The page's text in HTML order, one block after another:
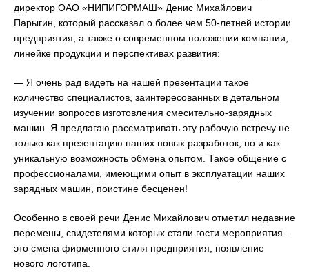
директор ОАО «НИПИГОРМАШ» Денис Михайлович
Парыгин, который рассказал о более чем 50-летней истории
предприятия, а также о современном положении компании,
линейке продукции и перспективах развития:
— Я очень рад видеть на нашей презентации такое
количество специалистов, заинтересованных в детальном
изучении вопросов изготовления смесительно-зарядных
машин. Я предлагаю рассматривать эту рабочую встречу не
только как презентацию наших новых разработок, но и как
уникальную возможность обмена опытом. Такое общение с
профессионалами, имеющими опыт в эксплуатации наших
зарядных машин, поистине бесценен!
Особенно в своей речи Денис Михайлович отметил недавние
перемены, свидетелями которых стали гости мероприятия –
это смена фирменного стиля предприятия, появление
нового логотипа.